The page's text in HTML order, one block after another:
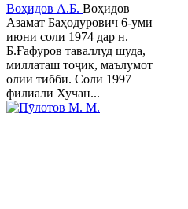
Воҳидов А.Б. Воҳидов
Азамат Баҳодурович 6-уми
июни соли 1974 дар н.
Б.Ғафуров таваллуд шуда,
миллаташ тоҷик, маълумот
олии тиббӣ. Соли 1997
филиали Хучан...